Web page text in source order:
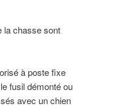
la chasse sont
à poste fixe
fusil démonté ou
avec un chien